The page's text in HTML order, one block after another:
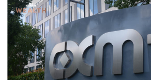
TAGS: Apple Apple Maps